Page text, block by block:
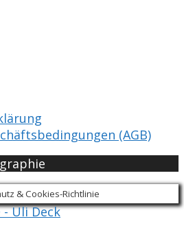
(AGB)
& Cookies-Richtlinie
- Uli Deck